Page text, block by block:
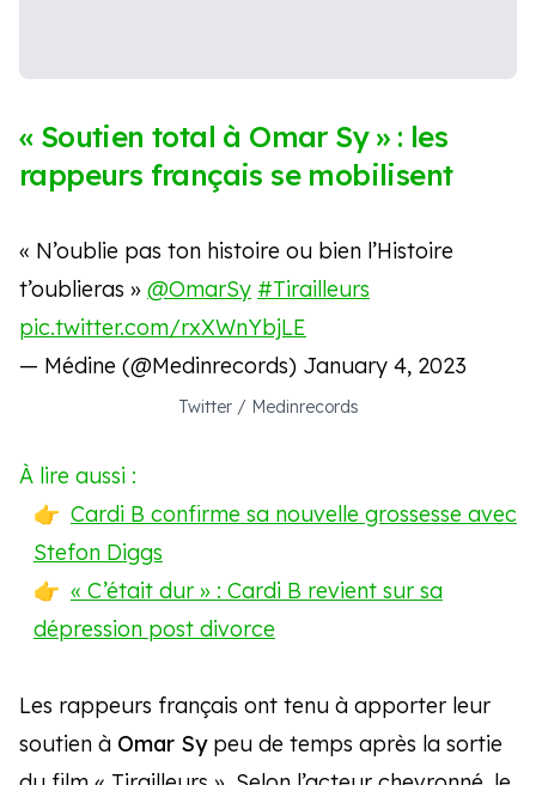
« Soutien total à Omar Sy » : les
rappeurs français se mobilisent
« N’oublie pas ton histoire ou bien l’Histoire
t’oublieras » @OmarSy #Tirailleurs
pic.twitter.com/rxXWnYbjLE
— Médine (@Medinrecords) January 4, 2023
Twitter / Medinrecords
Les rappeurs français ont tenu à apporter leur
soutien à Omar Sypeu de temps après la sortie
À lire aussi :
Cardi B confirme sa nouvelle grossesse avec
Stefon Diggs
« C’était dur » : Cardi B revient sur sa
dépression post divorce